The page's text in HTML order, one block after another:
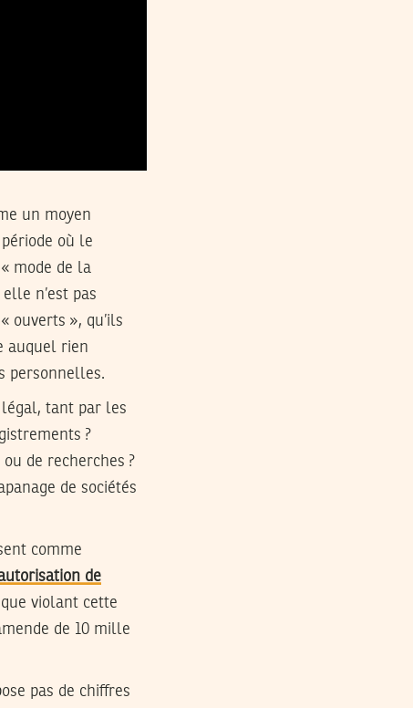
un moyen
où le
mode de la
n’est pas
ouverts », qu’ils
auquel rien
personnelles.
légal, tant par les
?
de recherches ?
de sociétés
comme
de
violant cette
de 10 mille
pas de chiffres